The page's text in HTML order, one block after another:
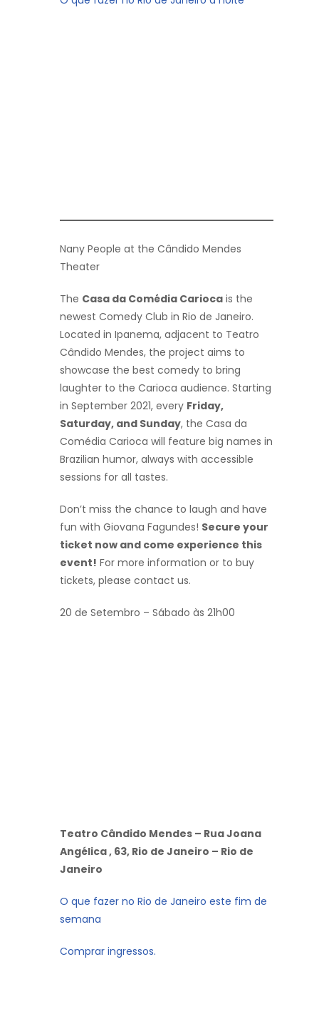
Nany People at the Cândido Mendes
Theater
The Casa da Comédia Carioca is the
newest Comedy Club in Rio de Janeiro.
Located in Ipanema, adjacent to Teatro
Cândido Mendes, the project aims to
showcase the best comedy to bring
laughter to the Carioca audience. Starting
in September 2021, every Friday,
Saturday, and Sunday, the Casa da
Comédia Carioca will feature big names in
Brazilian humor, always with accessible
sessions for all tastes.
Don’t miss the chance to laugh and have
fun with Giovana Fagundes! Secure your
ticket now and come experience this
event! For more information or to buy
tickets, please contact us.
20 de Setembro – Sábado às 21h00
Teatro Cândido Mendes – Rua Joana
Angélica , 63, Rio de Janeiro – Rio de
Janeiro
O que fazer no Rio de Janeiro este fim de
semana
Comprar ingressos.